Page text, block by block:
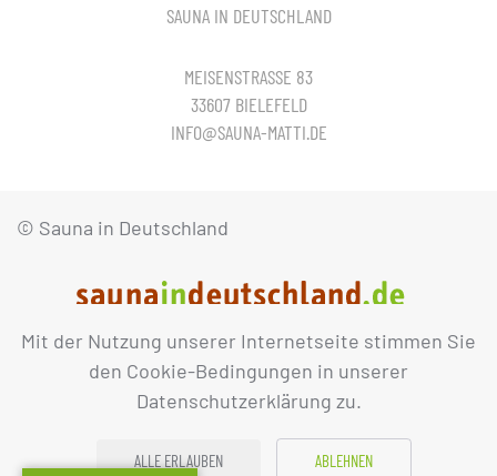
Mit der Nutzung unserer Internetseite stimmen Sie
den Cookie-Bedingungen in unserer
Datenschutzerklärung zu.
ALLE ERLAUBEN ABLEHNEN
SAUNA IN DEUTSCHLAND
MEISENSTRASSE 83
33607 BIELEFELD
INFO@SAUNA-MATTI.DE
© Sauna in Deutschland
IMPRESSUM DATENSCHUTZ